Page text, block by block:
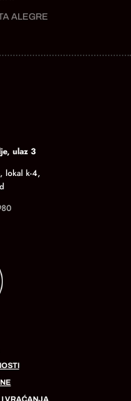
ALEGRE
ulaz 3
lokal k-4,
I VRAĆANJA